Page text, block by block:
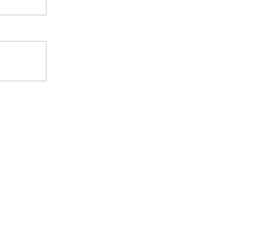
mail:*